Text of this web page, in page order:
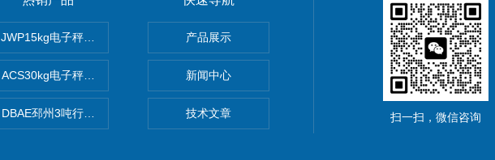
JWP15kg电子秤价格,15公斤电子秤价钱,15KG电子称报价
ACS30kg电子秤价格,30公斤电子秤价钱,30KG电子称报价
DBAE邳州3吨行车电子吊秤、常州10吨行车电子吊秤、金坛15吨电子吊钩秤厂价优惠
产品展示
新闻中心
技术文章 扫一扫，微信咨询